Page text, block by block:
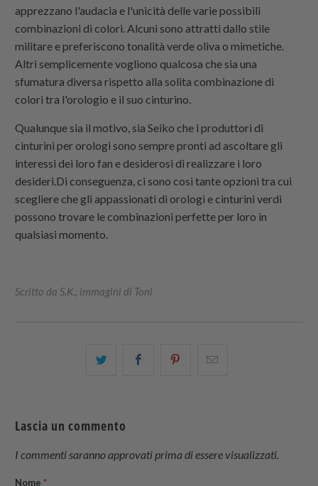
apprezzano l'audacia e l'unicità delle varie possibili
combinazioni di colori. Alcuni sono attratti dallo stile
militare e preferiscono tonalità verde oliva o mimetiche.
Altri semplicemente vogliono qualcosa che sia una
sfumatura diversa rispetto alla solita combinazione di
colori tra l'orologio e il suo cinturino.
Qualunque sia il motivo, sia Seiko che i produttori di
cinturini per orologi sono sempre pronti ad ascoltare gli
interessi dei loro fan e desiderosi di realizzare i loro
desideri.Di conseguenza, ci sono così tante opzioni tra cui
scegliere che gli appassionati di orologi e cinturini verdi
possono trovare le combinazioni perfette per loro in
qualsiasi momento.
Scritto da S.K., immagini di Toni
Condividi Share
Condividi
Lascia un commento
I commenti saranno approvati prima di essere visualizzati.
Nome *